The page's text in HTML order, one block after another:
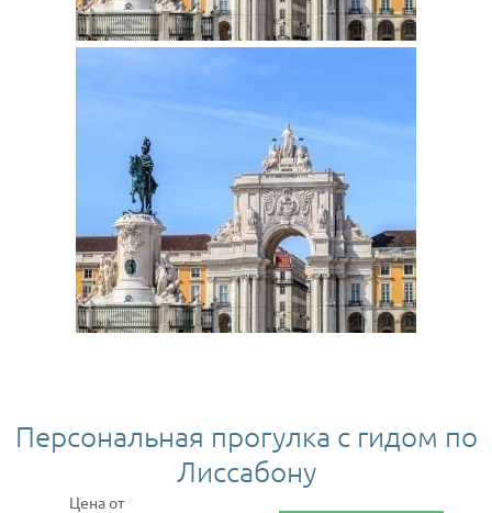
Персональная прогулка с гидом по
Лиссабону
Цена от